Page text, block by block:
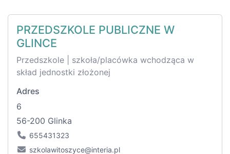
PRZEDSZKOLE PUBLICZNE W
GLINCE
Przedszkole | szkoła/placówka wchodząca w
skład jednostki złożonej
Adres
6
56-200 Glinka
655431323
szkolawitoszyce@interia.pl